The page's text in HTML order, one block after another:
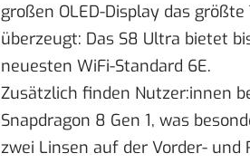
großen OLED-Display das
überzeugt: Das S8 Ultra bietet
neuesten WiFi-Standard 6E.
Zusätzlich finden Nutzer:innen
Snapdragon 8 Gen 1, was
zwei Linsen auf der Vorder- und